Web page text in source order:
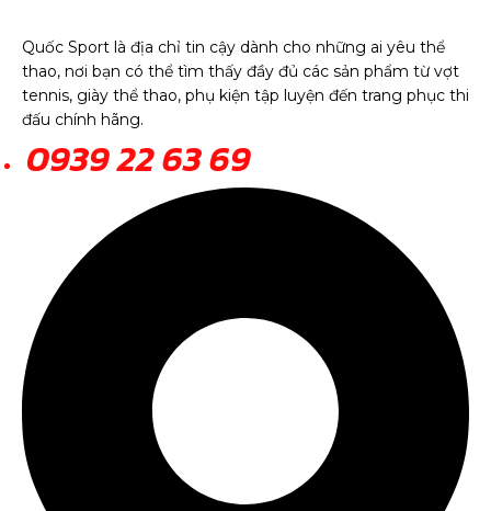
Quốc Sport là địa chỉ tin cậy dành cho những ai yêu thể
thao, nơi bạn có thể tìm thấy đầy đủ các sản phẩm từ vợt
tennis, giày thể thao, phụ kiện tập luyện đến trang phục thi
đấu chính hãng.
0939 22 63 69